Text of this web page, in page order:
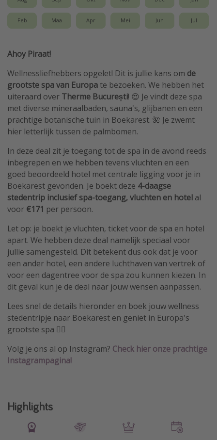
Reisblog
Reiskalender
Beste keukens ter wereld
Center Parcs
Disneyland Parijs
Strandvakantie in Italië
Strandvakantie in Nederland
All inclusive vakantie in Griekenland
Feb Maa Apr Mei Jun Jul
Ahoy Piraat!
Wellnessliefhebbers opgelet! Dit is jullie kans om de
grootste spa van Europa te bezoeken. We hebben het
uiteraard over Therme București! 😍 Je vindt deze spa
met diverse mineraalbaden, sauna's, glijbanen en een
prachtige botanische tuin in Boekarest. 🌺 Je zwemt
hier letterlijk tussen de palmbomen.
In deze deal zit je toegang tot de spa in de avond reeds
inbegrepen en we hebben tevens vluchten en een
goed beoordeeld hotel met centrale ligging voor je in
Boekarest gevonden. Je boekt deze 4-daagse
stedentrip inclusief spa-toegang, vluchten en hotel al
voor €171 per persoon.
Let op: je boekt je vluchten, ticket voor de spa en hotel
apart. We hebben deze deal namelijk speciaal voor
jullie samengesteld. Dit betekent dus ook dat je voor
een ander hotel, een andere luchthaven van vertrek of
voor een dagentree voor de spa zou kunnen kiezen. In
dit geval kun je de deal naar jouw wensen aanpassen.
Lees snel de details hieronder en boek jouw wellness
stedentripje naar Boekarest en geniet in Europa's
grootste spa 🧖‍♀️
Volg je ons al op Instagram? Check hier onze prachtige
Instagrampagina!
Highlights